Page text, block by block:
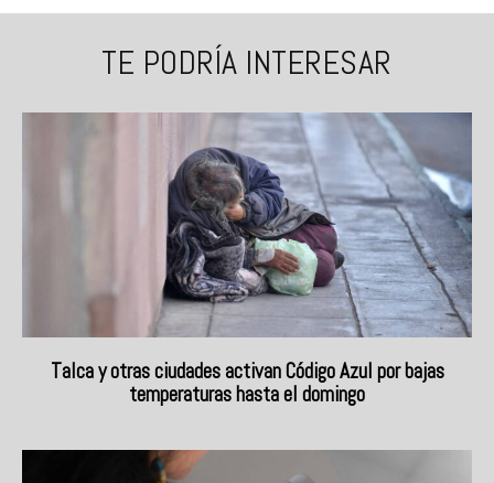
TE PODRÍA INTERESAR
Talca y otras ciudades activan Código Azul por bajas
temperaturas hasta el domingo